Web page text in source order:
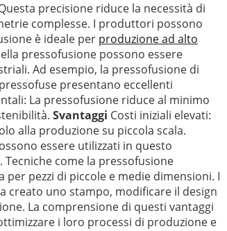
precisione riduce la necessità di
complesse. I produttori possono
è ideale per produzione ad alto
pressofusione possono essere
Ad esempio, la pressofusione di
presentano eccellenti
La pressofusione riduce al minimo
Svantaggi Costi iniziali elevati:
alla produzione su piccola scala.
essere utilizzati in questo
come la pressofusione
pezzi di piccole e medie dimensioni. I
creato uno stampo, modificare il design
La comprensione di questi vantaggi
i loro processi di produzione e